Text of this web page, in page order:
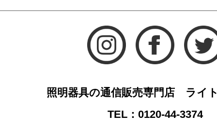
照明器具の通信販売専門店 ライ
TEL：0120-44-3374